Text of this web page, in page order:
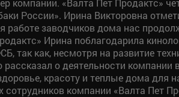
компании. «Валта Пет Продактс»
России». Ирина Викторовна
работе заводчиков дома нас
Ирина поблагодарила
так как, несмотря на развитие
о деятельности
красоту и теплые дома для
сотрудников компании «Валта Пет